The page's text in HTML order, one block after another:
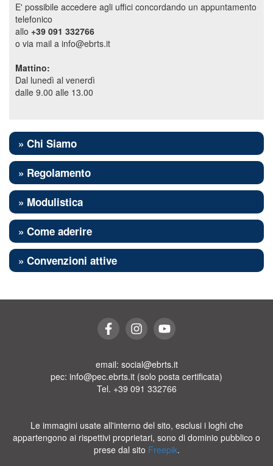
E' possibile accedere agli uffici concordando un appuntamento
telefonico
allo +39 091 332766
o via mail a info@ebrts.it
Mattino:
Dal lunedì al venerdì
dalle 9.00 alle 13.00
» Chi Siamo
» Regolamento
» Modulistica
» Come aderire
» Convenzioni attive
email: social@ebrts.it
pec: info@pec.ebrts.it (solo posta certificata)
Tel. +39 091 332766
Le immagini usate all'interno del sito, esclusi i loghi che
appartengono ai rispettivi proprietari, sono di dominio pubblico o
prese dal sito Freepik.